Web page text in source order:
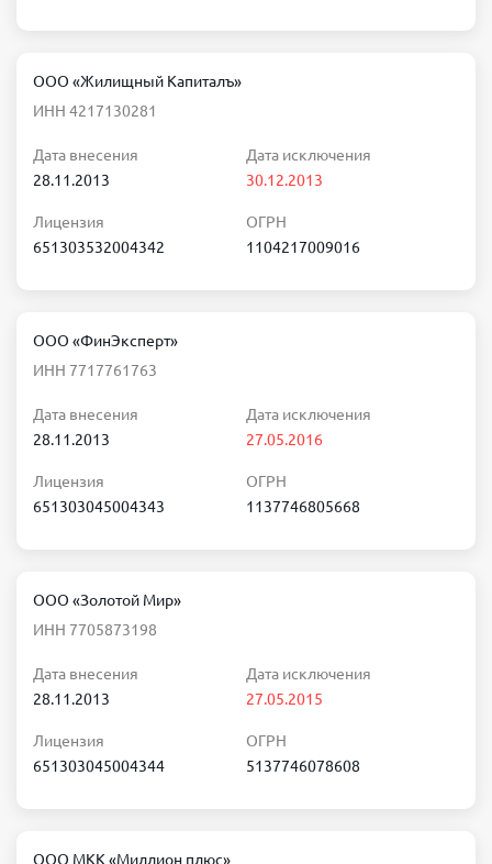
ООО «Жилищный Капиталъ»
ИНН 4217130281
Дата внесения
28.11.2013
Дата исключения
30.12.2013
Лицензия
651303532004342
ОГРН
1104217009016
ООО «ФинЭксперт»
ИНН 7717761763
Дата внесения
28.11.2013
Дата исключения
27.05.2016
Лицензия
651303045004343
ОГРН
1137746805668
ООО «Золотой Мир»
ИНН 7705873198
Дата внесения
28.11.2013
Дата исключения
27.05.2015
Лицензия
651303045004344
ОГРН
5137746078608
ООО МКК «Миллион плюс»